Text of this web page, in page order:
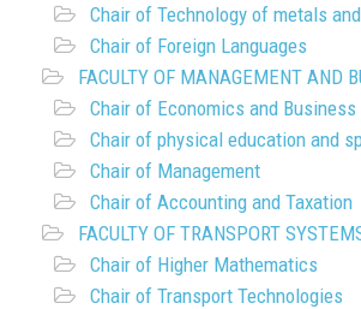
Chair of Technology of metals
Chair of Foreign Languages
FACULTY OF MANAGEMENT AND
Chair of Economics and Business
Chair of physical education and
Chair of Management
Chair of Accounting and Taxation
FACULTY OF TRANSPORT
Chair of Higher Mathematics
Chair of Transport Technologies